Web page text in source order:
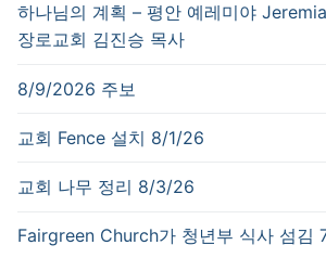
하나님의 계획 – 평안 예레미야
장로교회 김진승 목사
8/9/2026 주보
교회 Fence 설치 8/1/26
교회 나무 정리 8/3/26
Fairgreen Church가 청년부 식사 섬김